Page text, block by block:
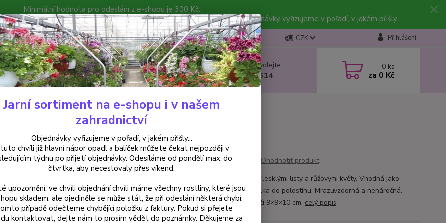
Minimální hodnota pro odeslání z e-shopu je 300 Kč.
můžete čekat nejpozději v následujícím týdnu po přijetí objednávky. Objednávky vyřizujeme v pořadí, v jakém přišly...
Poradna Kontakty CZK Přihlášení
Hledat Nevíte si rady? Zavolejte.
+420 602 223 614
0 ks
za 0 Kč
Trvalky Bergenia Cordifolia 3095
Cordifolia 3095
Ohodnotit produkt
Bergenie s velkými lesklými listy a růžovými květy. Vhodná jako
půdopokryvná trvalka do polostínu. Mrazuvzdorná a nenáročná.
Zasíláme v květináči 9×9×10 cm. celý popis
Jarní sortiment na e-shopu i v našem
zahradnictví
Objednávky vyřizujeme v pořadí, v jakém přišly...
chvíli již hlavní nápor opadl a balíček můžete čekat nejpozději v
týdnu po přijetí objednávky. Odesíláme od pondělí max. do
čtvrtka, aby necestovaly přes víkend.
upozornění: ve chvíli objednání chvíli máme všechny rostliny, které jsou
skladem, ale ojediněle se může stát, že při odeslání některá chybí.
případě odečteme chybějící položku z faktury. Pokud si přejete
kontaktovat, dejte nám to prosím vědět do poznámky. Děkujeme za